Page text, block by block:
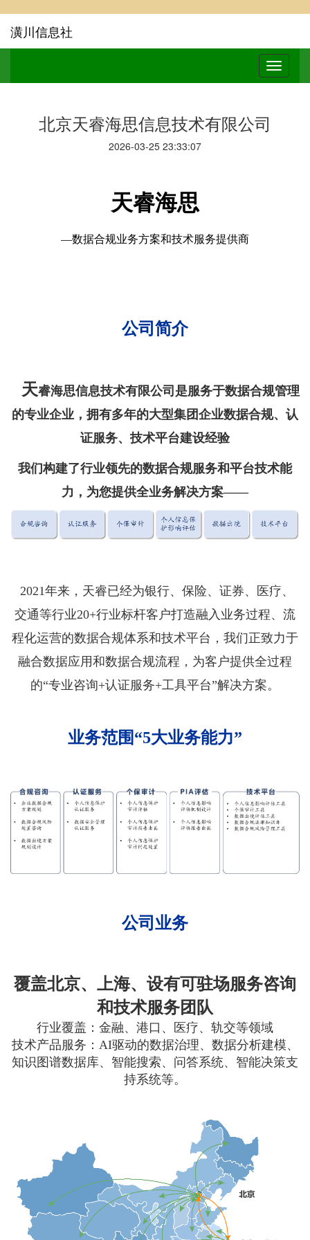
潢川信息社
北京天睿海思信息技术有限公司
2026-03-25 23:33:07
天睿海思
—数据合规业务方案和技术服务提供商
公司简介
天睿海思信息技术有限公司是服务于数据合规管理
的专业企业，拥有多年的大型集团企业数据合规、认
证服务、技术平台建设经验
我们构建了行业领先的数据合规服务和平台技术能
力，为您提供全业务解决方案——
2021年来，天睿已经为银行、保险、证券、医疗、
交通等行业20+行业标杆客户打造融入业务过程、流
程化运营的数据合规体系和技术平台，我们正致力于
融合数据应用和数据合规流程，为客户提供全过程
的“专业咨询+认证服务+工具平台”解决方案。
业务范围“5大业务能力”
公司业务
覆盖北京、上海、设有可驻场服务咨询
和技术服务团队
行业覆盖：金融、港口、医疗、轨交等领域
技术产品服务：AI驱动的数据治理、数据分析建模、
知识图谱数据库、智能搜索、问答系统、智能决策支
持系统等。